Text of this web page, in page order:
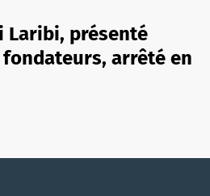
Laribi, présenté
arrêté en